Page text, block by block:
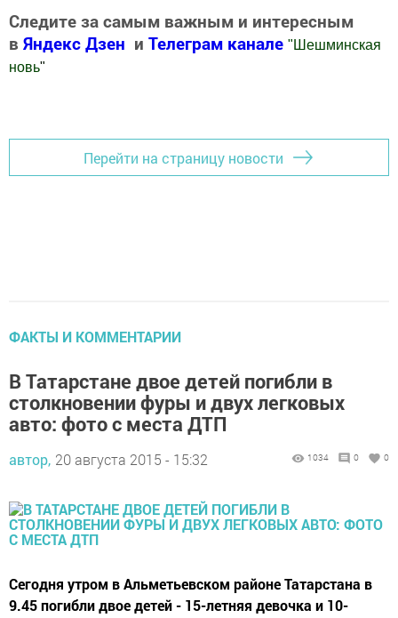
Следите за самым важным и интересным
в Яндекс Дзен и Телеграм канале "Шешминская
новь"
Перейти на страницу новости
ФАКТЫ И КОММЕНТАРИИ
В Татарстане двое детей погибли в
столкновении фуры и двух легковых
авто: фото с места ДТП
автор, 20 августа 2015 - 15:32 1034 0 0
Сегодня утром в Альметьевском районе Татарстана в
9.45 погибли двое детей - 15-летняя девочка и 10-